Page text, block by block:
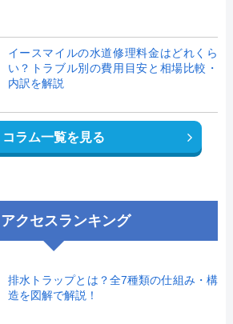
イースマイルの水道修理料金はどれくら
い？トラブル別の費用目安と相場比較・
内訳を解説
コラム一覧を見る
アクセスランキング
排水トラップとは？全7種類の仕組み・構
造を図解で解説！